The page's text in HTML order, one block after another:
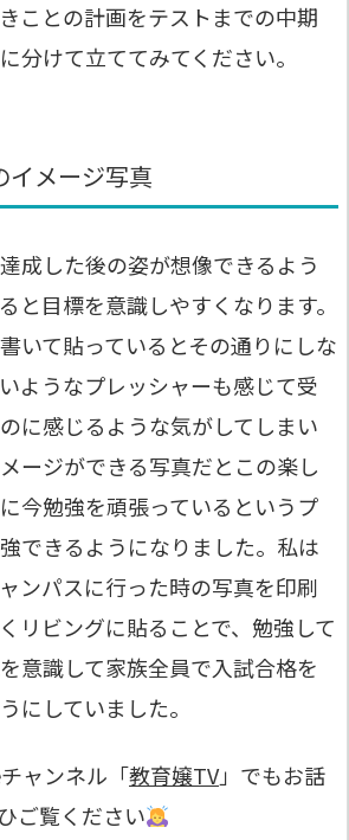
ことの計画をテストまでの中期
分けて立ててみてください。
イメージ写真
成した後の姿が想像できるよう
と目標を意識しやすくなります。
いて貼っているとその通りにしな
ようなプレッシャーも感じて受
に感じるような気がしてしまい
ージができる写真だとこの楽し
今勉強を頑張っているというプ
できるようになりました。私は
ンパスに行った時の写真を印刷
リビングに貼ることで、勉強して
意識して家族全員で入試合格を
にしていました。
ャンネル「教育嬢TV」でもお話
ご覧ください